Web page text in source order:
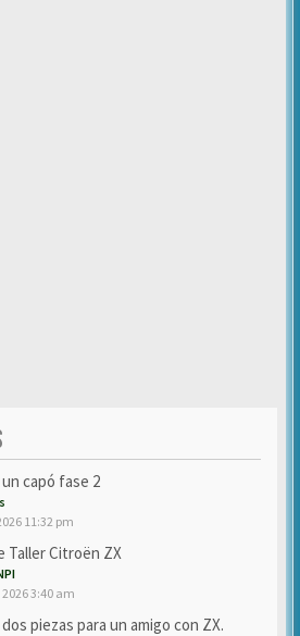
capó fase 2
11:32 pm
Taller Citroën ZX
3:40 am
piezas para un amigo con ZX.